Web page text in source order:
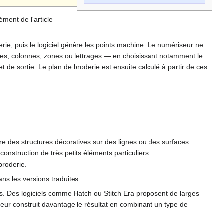
de l'article
puis le logiciel génère les points machine. Le numériseur ne
colonnes, zones ou lettrages — en choisissant notamment le
de sortie. Le plan de broderie est ensuite calculé à partir de ces
structures décoratives sur des lignes ou des surfaces.
de très petits éléments particuliers.
les versions traduites.
Des logiciels comme Hatch ou Stitch Era proposent de larges
construit davantage le résultat en combinant un type de